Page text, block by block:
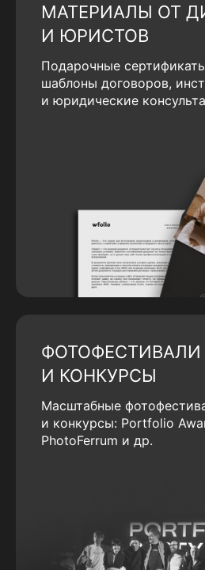
МАТЕРИАЛЫ ОТ
И ЮРИСТОВ
Подарочные
шаблоны договоров,
и юридические
ФОТОФЕСТИВАЛИ
И КОНКУРСЫ
Масштабные
и конкурсы: Portfolio
PhotoFerrum и др.